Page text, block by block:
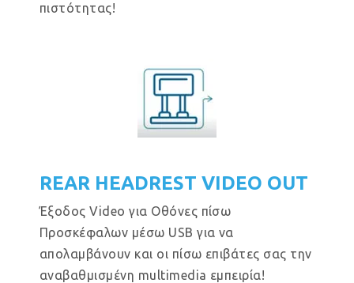
πιστότητας!
REAR HEADREST VIDEO OUT
Έξοδος Video για Οθόνες πίσω
Προσκέφαλων μέσω USB για να
απολαμβάνουν και οι πίσω επιβάτες σας την
αναβαθμισμένη multimedia εμπειρία!